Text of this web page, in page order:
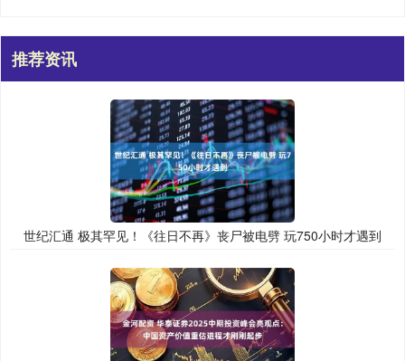
推荐资讯
世纪汇通 极其罕见！《往日不再》丧尸被电劈 玩750小时才遇到